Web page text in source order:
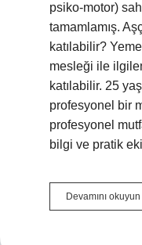
psiko-motor)
tamamlamış.
katılabilir?
mesleği ile
katılabilir. 25
profesyonel bir
profesyonel
bilgi ve pratik
Devamını okuyun